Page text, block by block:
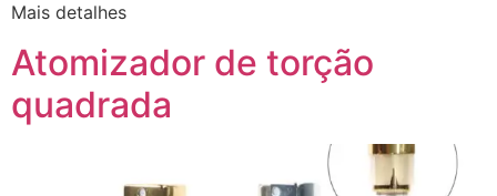
Mais detalhes
Atomizador de torção
quadrada